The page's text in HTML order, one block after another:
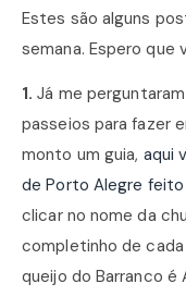
Estes são alguns
semana. Espero
1. Já me
passeios para fazer
monto um guia, aqui
de Porto Alegre
clicar no nome da
completinho de cada
queijo do Barranco é